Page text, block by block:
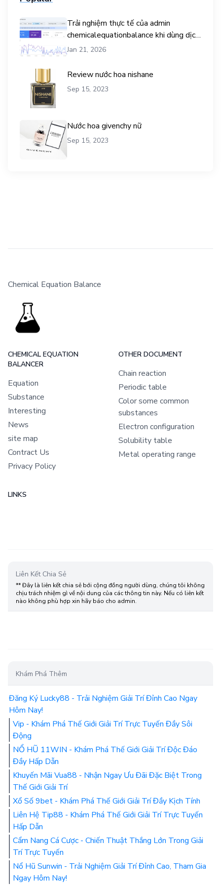
Trải nghiệm thực tế của admin
chemicalequationbalance khi dùng dịch
vụ mua traffic user
Jan 21, 2026
Review nước hoa nishane
Sep 15, 2023
Nước hoa givenchy nữ
Sep 15, 2023
Chemical Equation Balance
CHEMICAL EQUATION
BALANCER
Equation
Substance
Interesting
News
site map
Contract Us
Privacy Policy
OTHER DOCUMENT
Chain reaction
Periodic table
Color some common
substances
Electron configuration
Solubility table
Metal operating range
LINKS
Liên Kết Chia Sẻ
** Đây là liên kết chia sẻ bới cộng đồng người dùng, chúng tôi không
chịu trách nhiệm gì về nội dung của các thông tin này. Nếu có liên kết
nào không phù hợp xin hãy báo cho admin.
Khám Phá Thêm
Đăng Ký Lucky88 - Trải Nghiệm Giải Trí Đỉnh Cao Ngay
Hôm Nay!
Vip - Khám Phá Thế Giới Giải Trí Trực Tuyến Đầy Sôi
Động
NỔ HŨ 11WIN - Khám Phá Thế Giới Giải Trí Độc Đáo
Đầy Hấp Dẫn
Khuyến Mãi Vua88 - Nhận Ngay Ưu Đãi Đặc Biệt Trong
Thế Giới Giải Trí
Xổ Số 9bet - Khám Phá Thế Giới Giải Trí Đầy Kịch Tính
Liên Hệ Tip88 - Khám Phá Thế Giới Giải Trí Trực Tuyến
Hấp Dẫn
Cẩm Nang Cá Cược - Chiến Thuật Thắng Lớn Trong Giải
Trí Trực Tuyến
Nổ Hũ Sunwin - Trải Nghiệm Giải Trí Đỉnh Cao, Tham Gia
Ngay Hôm Nay!